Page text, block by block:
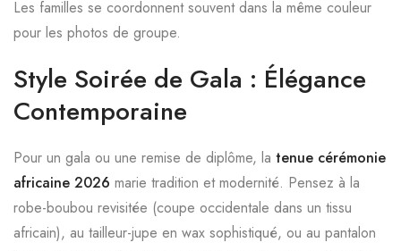
Les familles se coordonnent souvent dans la même couleur
pour les photos de groupe.
Style Soirée de Gala : Élégance
Contemporaine
Pour un gala ou une remise de diplôme, la tenue cérémonie
africaine 2026 marie tradition et modernité. Pensez à la
robe-boubou revisitée (coupe occidentale dans un tissu
africain), au tailleur-jupe en wax sophistiqué, ou au pantalon